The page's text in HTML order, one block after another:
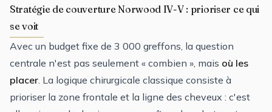
Stratégie de couverture Norwood IV-V : prioriser ce qui
se voit
Avec un budget fixe de 3 000 greffons, la question
centrale n'est pas seulement « combien », mais où les
placer . La logique chirurgicale classique consiste à
prioriser la zone frontale et la ligne des cheveux : c'est